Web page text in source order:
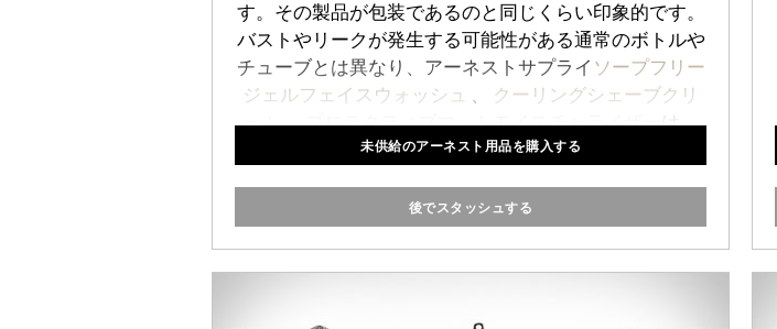
す。その製品が包装であるのと同じくらい印象的です。
バストやリークが発生する可能性がある通常のボトルや
チューブとは異なり、アーネストサプライ ソープフリー
ジェルフェイスウォッシュ 、 クーリングシェーブクリ
ーム、プロテクティブマットモイスチャライザーは、
ドップの収納スペースを最大限にするソフトフラスコス
未供給のアーネスト用品を購入する
後でスタッシュする